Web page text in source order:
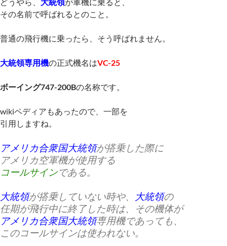
その名前で呼ばれるとのこと。
普通の飛行機に乗ったら、そう呼ばれません。
大統領専用機の正式機名はVC-25
ボーイング747-200Bの名称です。
wikiペディアもあったので、一部を
引用しますね。
アメリカ合衆国大統領が搭乗した際に
アメリカ空軍機が使用する
コールサインである。
大統領が搭乗していない時や、 大統領の
任期が飛行中に終了した時は、その機体が
アメリカ合衆国大統領専用機であっても、
このコールサインは使われない。